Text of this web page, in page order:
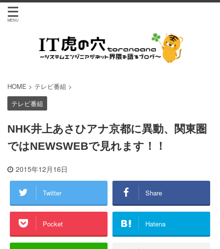
HOME > テレビ番組 >
テレビ番組
NHK井上あさひアナ京都に異動、関東圏
ではNEWSWEBで見れます！！
2015年12月16日
Twitter Share
Pocket Hatena